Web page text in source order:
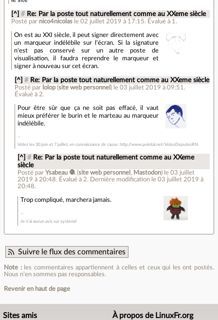
[^] # Re: Par la poste tout naturellement comme au XXeme siècle
Posté par nico4nicolas le 02 juillet 2019 à 17:15. Évalué à 1 .
On est au XXI siècle, il peut signer directement avec
un marqueur indélébile sur l'écran. Si la signature
n'est pas conservé sur un autre poste de
visualisation, il faudra reprendre le marqueur et
signer à nouveau sur cet écran.
[^] # Re: Par la poste tout naturellement comme au XXeme siècle
Posté par lolop(site web personnel ) le 03 juillet 2019 à 09:51 .
Évalué à 2.
Pour être sûr que ça ne soit pas effacé, il vaut
mieux préférer le burin et le marteau au marqueur
indélébile.
Votez les 30 juin et 7 juillet, en connaissance de cause. http://www.pointal.net/VotesDeputesRN
[^] # Re: Par la poste tout naturellement comme au XXeme
siècle
Posté par Ysabeau 🧶(site web personnel , Mastodon) le 03 juillet
2019 à 20:48. Évalué à2. Dernière modification le 03 juillet 2019 à
20:48.
Trop compliqué, marchera jamais.
Je n’ai aucun avis sur systemd
Suivre le flux des commentaires
Note :les commentaires appartiennent à celles et ceux qui les ont postés.
Nous n’en sommes pas responsables.
Revenir en haut de page
Sites amis À propos de LinuxFr.org